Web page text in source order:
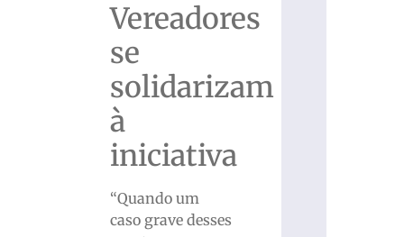
Vereadores
se
solidarizam
à
iniciativa
“Quando um
caso grave desses